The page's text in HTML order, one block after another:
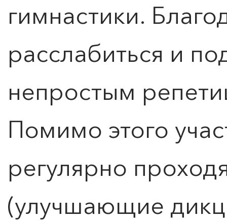
гимнастики.
расслабиться и
непростым
Помимо этого
регулярно
(улучшающие